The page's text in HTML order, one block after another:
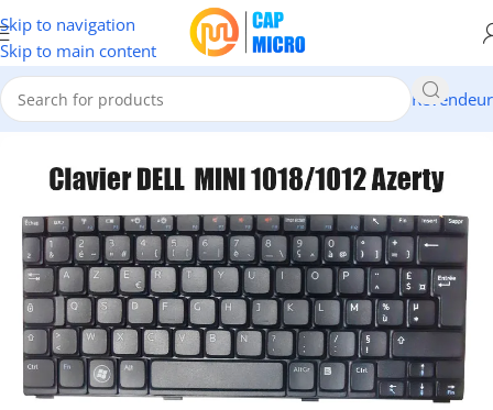
Skip to navigation
Skip to main content
Revendeur
/INFORMATIQUE/Portables & tablettes/Claviers Pc Portable